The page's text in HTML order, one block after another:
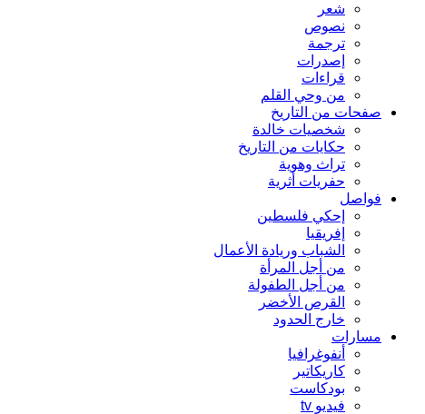
شعر
نصوص
ترجمة
إصدرات
قراءات
من وحي القلم
صفحات من التاريخ
شخصيات خالدة
حكايات من التاريخ
تراث وهوية
حفريات أثرية
فواصل
إحكي فلسطين
إفريقيا
الشباب وريادة الأعمال
من أجل المرأة
من أجل الطفولة
القرص الأخضر
خارج الحدود
مسارات
أنفوغرافيا
كاريكاتير
بودكاست
فيديو tv